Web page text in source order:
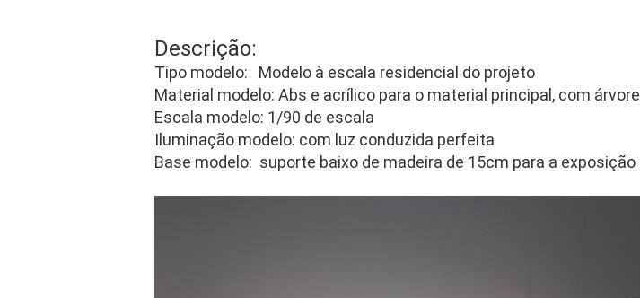
Descrição:
Tipo modelo: Modelo à escala residencial do projeto
Material modelo: Abs e acrílico para o material principal, com
Escala modelo: 1/90 de escala
Iluminação modelo: com luz conduzida perfeita
Base modelo: suporte baixo de madeira de 15cm para a exposição